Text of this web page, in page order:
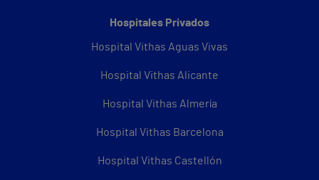
Hospitales Privados
Hospital Vithas Aguas Vivas
Hospital Vithas Alicante
Hospital Vithas Almería
Hospital Vithas Barcelona
Hospital Vithas Castellón